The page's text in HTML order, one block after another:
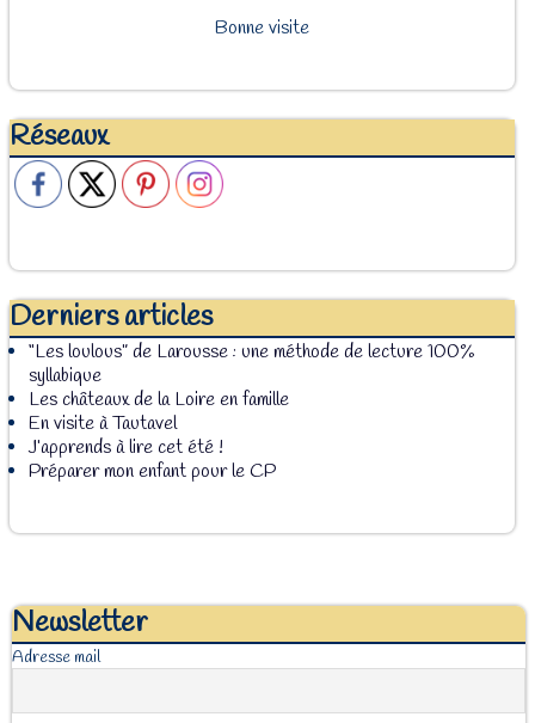
Bonne visite
Réseaux
Derniers articles
“Les loulous” de Larousse : une méthode de lecture 100%
syllabique
Les châteaux de la Loire en famille
En visite à Tautavel
J’apprends à lire cet été !
Préparer mon enfant pour le CP
Newsletter
Adresse mail